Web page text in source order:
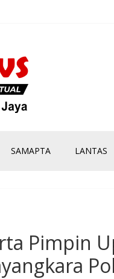
SAMAPTA LANTAS
Pimpin